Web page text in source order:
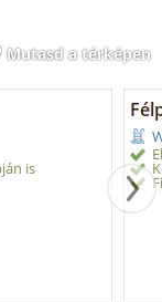
Mutasd a térképen
is